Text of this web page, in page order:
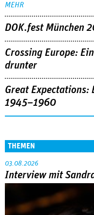
MEHR
DOK.fest München
Crossing Europe:
drunter
Great Expectations:
1945–1960
THEMEN
03.08.2026
Interview mit